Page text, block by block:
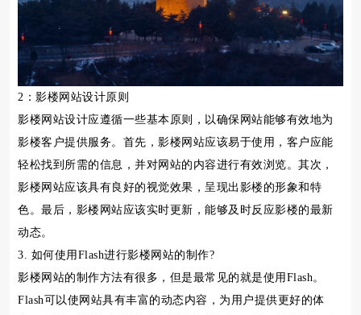
2：影楼网站设计原则
影楼网站设计应遵循一些基本原则，以确保网站能够有效地为
影楼客户提供服务。首先，影楼网站应该易于使用，客户应能
轻松找到所需的信息，并对网站的内容进行有效浏览。其次，
影楼网站应该具有良好的视觉效果，呈现出影楼的形象和特
色。最后，影楼网站应该实时更新，能够及时反应影楼的最新
动态。
3. 如何使用Flash进行影楼网站的制作?
影楼网站的制作方法有很多，但是最常见的就是使用Flash。
Flash可以使网站具有丰富的动态内容，为用户提供更好的体